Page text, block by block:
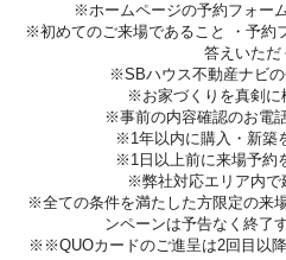
※ホームページの予約フォー
※初めてのご来場であること ・予約
答えいただ
※SBハウス不動産ナビ
※お家づくりを真剣に
※事前の内容確認のお電
※1年以内に購入・新築
※1日以上前に来場予約
※弊社対応エリア内で
※全ての条件を満たした方限定の来
ンペーンは予告なく終了
※※QUOカードのご進呈は2回目以